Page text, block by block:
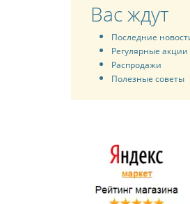
Вас ждут
Последние
Регулярные акции
Распродажи
Полезные советы